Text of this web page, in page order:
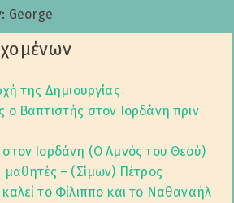
George
της Δημιουργίας
ο Βαπτιστής στον Ιορδάνη πριν
στον Ιορδάνη (Ο Αμνός του Θεού)
μαθητές – (Σίμων) Πέτρος
το Φίλιππο και το Ναθαναήλ